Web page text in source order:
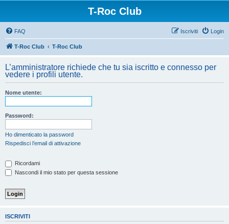
T-Roc Club
FAQ Login
Iscriviti
T-Roc Club T-Roc Club
L’amministratore richiede che tu sia iscritto e connesso per
vedere i profili utente.
Nome utente:
Password:
Ho dimenticato la password
Rispedisci l’email di attivazione
Ricordami
Nascondi il mio stato per questa sessione
ISCRIVITI